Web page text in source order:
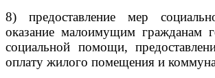
8) предоставление мер
оказание малоимущим гражданам
социальной помощи,
оплату жилого помещения и